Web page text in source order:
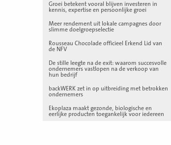
Groei betekent vooral blijven investeren in
kennis, expertise en persoonlijke groei
Meer rendement uit lokale campagnes door
slimme doelgroepselectie
Rousseau Chocolade officieel Erkend Lid van
de NFV
De stille leegte na de exit: waarom succesvolle
ondernemers vastlopen na de verkoop van
hun bedrijf
backWERK zet in op uitbreiding met betrokken
ondernemers
Ekoplaza maakt gezonde, biologische en
eerlijke producten toegankelijk voor iedereen